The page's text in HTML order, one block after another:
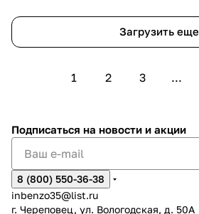
Загрузить еще
1 2 3 ...
Подписаться на новости и акции
8 (800) 550-36-38
inbenzo35@list.ru
г. Череповец, ул. Вологодская, д. 50А